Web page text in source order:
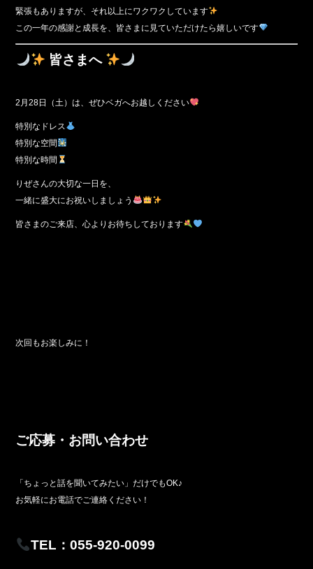
緊張もありますが、それ以上にワクワクしています
この一年の感謝と成長を、皆さまに見ていただけたら嬉しいです
皆さまへ
2月28日（土）は、ぜひベガへお越しください
特別なドレス
特別な空間
特別な時間
りぜさんの大切な一日を、
一緒に盛大にお祝いしましょう
皆さまのご来店、心よりお待ちしております
次回もお楽しみに！
ご応募・お問い合わせ
「ちょっと話を聞いてみたい」だけでもOK♪
お気軽にお電話でご連絡ください！
TEL：055-920-0099